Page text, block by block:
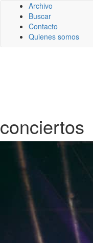
Archivo
Buscar
Contacto
Quienes somos
conciertos